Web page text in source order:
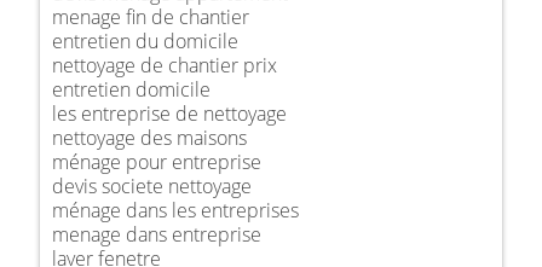
menage fin de chantier
entretien du domicile
nettoyage de chantier prix
entretien domicile
les entreprise de nettoyage
nettoyage des maisons
ménage pour entreprise
devis societe nettoyage
ménage dans les entreprises
menage dans entreprise
laver fenetre